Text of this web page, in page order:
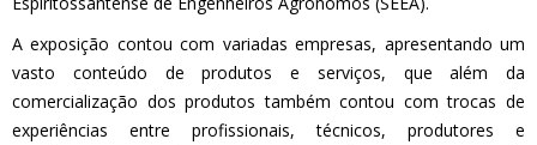
A exposição contou com variadas empresas, apresentando um
vasto conteúdo de produtos e serviços, que além da
comercialização dos produtos também contou com trocas de
experiências entre profissionais, técnicos, produtores e